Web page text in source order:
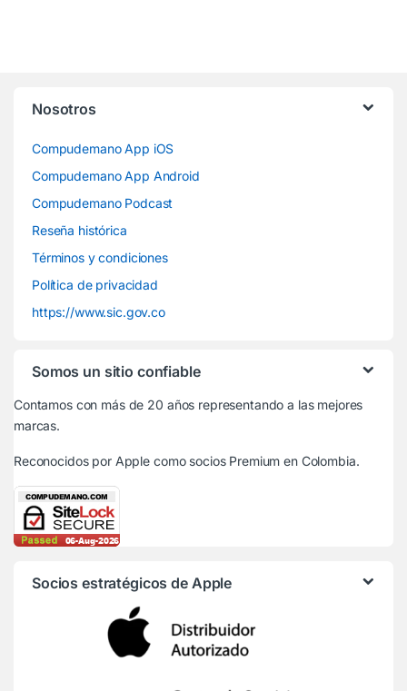
Nosotros
Compudemano App iOS
Compudemano App Android
Compudemano Podcast
Reseña histórica
Términos y condiciones
Política de privacidad
https://www.sic.gov.co
Somos un sitio confiable
Contamos con más de 20 años representando a las mejores
marcas.
Reconocidos por Apple como socios Premium en Colombia.
Socios estratégicos de Apple